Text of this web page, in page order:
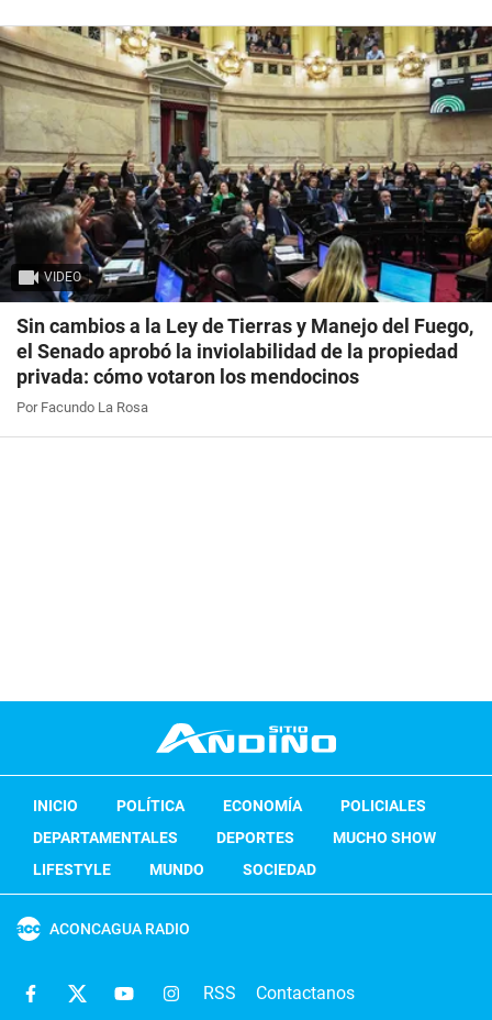
VIDEO
Sin cambios a la Ley de Tierras y Manejo del Fuego,
el Senado aprobó la inviolabilidad de la propiedad
privada: cómo votaron los mendocinos
Por Facundo La Rosa
INICIO POLÍTICA ECONOMÍA
POLICIALES
DEPARTAMENTALES
DEPORTES
MUCHO SHOW
LIFESTYLE
MUNDO SOCIEDAD
ACONCAGUA RADIO
RSS Contactanos